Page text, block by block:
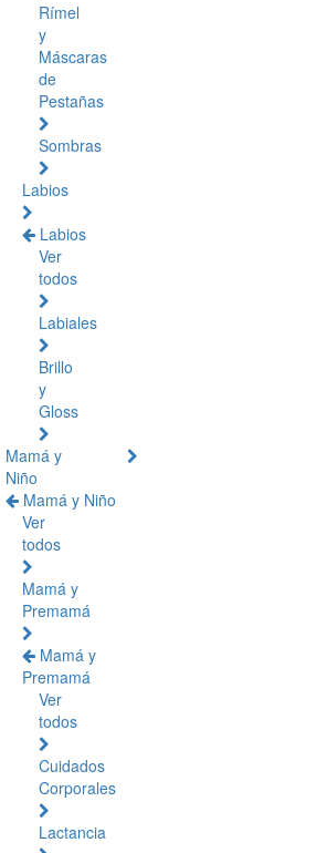
Rímel
y
Máscaras
de
Pestañas
Sombras
Labios
Labios
Ver
todos
Labiales
Brillo
y
Gloss
Mamá y
Niño
Mamá y Niño
Ver
todos
Mamá y
Premamá
Mamá y
Premamá
Ver
todos
Cuidados
Corporales
Lactancia